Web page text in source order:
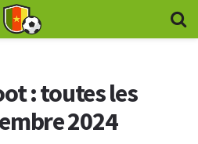
: toutes les
2024